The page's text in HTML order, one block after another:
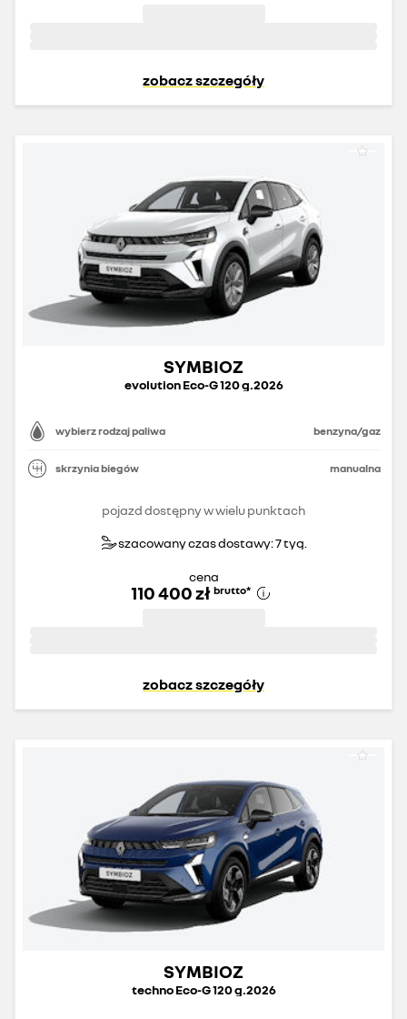
zobacz szczegóły
SYMBIOZ
evolution Eco-G 120 g.2026
wybierz rodzaj paliwa benzyna/gaz
skrzynia biegów manualna
pojazd dostępny w wielu punktach
szacowany czas dostawy: 7 tyg.
cena
110 400 zł brutto*
zobacz szczegóły
SYMBIOZ
techno Eco-G 120 g.2026